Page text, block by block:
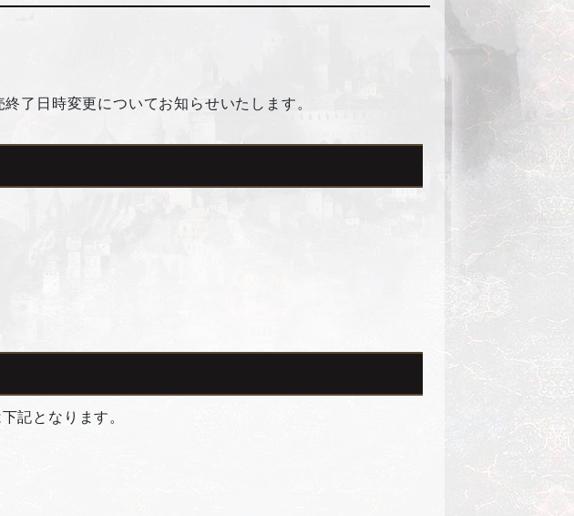
了日時変更についてお知らせいたします。
記となります。